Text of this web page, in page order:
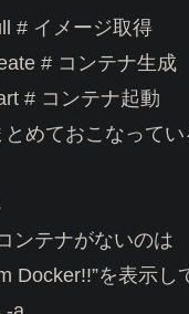
# イメージ取得
# コンテナ生成
# コンテナ起動
めておこなってい
ンテナがないのは
Docker!!”を表示